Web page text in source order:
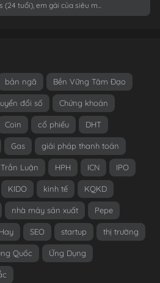
(24 tuổi), em gái của siêu m...
bản ngã Bền Vững Tâm Đạo
đổi số Chứng khoán
Coin cổ phiếu DHT
Gas giải pháp thanh toán
Luận HPH ICN IPO
KIDO kinh tế KQKD
nhà máy sản xuất Pepe
SEO startup thị trường
Quốc Ứng Dụng